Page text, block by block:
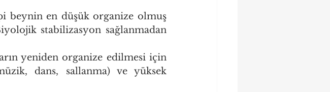
beynin en düşük organize olmuş
stabilizasyon sağlanmadan
yeniden organize edilmesi için
dans, sallanma) ve yüksek